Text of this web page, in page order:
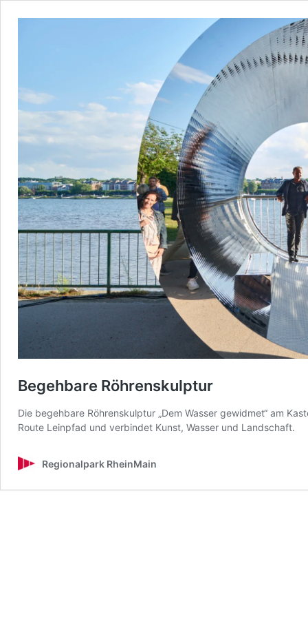
Begehbare Röhrenskulptur
Die begehbare Röhrenskulptur „Dem Wasser gewidmet“ am
Route Leinpfad und verbindet Kunst, Wasser und Landschaft.
Regionalpark RheinMain